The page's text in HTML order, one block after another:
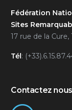
Fédération
Sites
17 rue de la
Tél:
Contactez nous